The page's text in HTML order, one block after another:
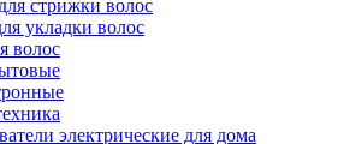
стрижки волос
укладки волос
волос
электрические для дома